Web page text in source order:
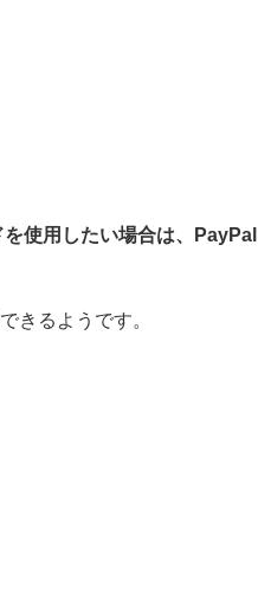
使用したい場合は、PayPal
きるようです。